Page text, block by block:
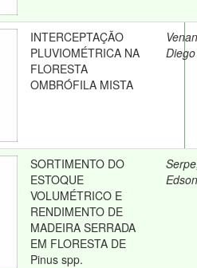
INTERCEPTAÇÃO
PLUVIOMÉTRICA NA
FLORESTA
OMBRÓFILA MISTA
SORTIMENTO DO
ESTOQUE
VOLUMÉTRICO E
RENDIMENTO DE
MADEIRA SERRADA
EM FLORESTA DE
Pinus spp.